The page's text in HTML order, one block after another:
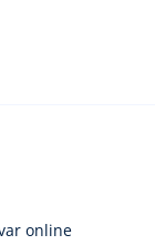
online